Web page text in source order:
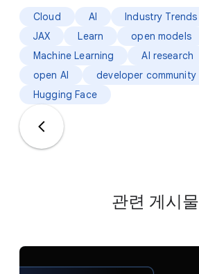
Cloud AI Industry Trends
JAX
Learn
open models
Machine Learning
AI research
open AI
developer community
Hugging Face
관련 게시물